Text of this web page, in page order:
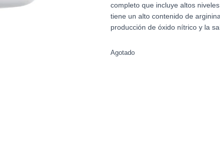
completo que incluye altos
tiene un alto contenido de
producción de óxido nítrico y la
Agotado